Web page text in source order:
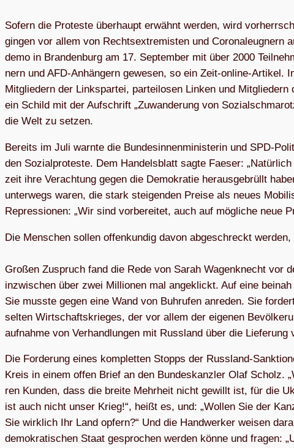
Sofern die Pro­teste über­haupt erwähnt wer­den, wird
gin­gen vor allem von Rechts­extre­mis­ten und
demo in Bran­den­burg am 17. Sep­tem­ber mit über 2000
nern und AFD-Anhän­gern gewe­sen, so ein Zeit-online-
Mit­glie­dern der Links­par­tei, par­tei­lo­sen Lin­ken und
ein Schild mit der Auf­schrift „Zuwan­de­rung von
die Welt zu setzen.
Bereits im Juli warnte die Bun­des­in­nen­mi­nis­te­rin und SPD-
den Sozi­al­pro­teste. Dem Han­dels­blatt sagte Fae­ser:
zeit ihre Ver­ach­tung gegen die Demo­kra­tie her­aus­ge­brüllt
unter­wegs waren, die stark stei­gen­den Preise als neues
Repres­sio­nen: „Wir sind vor­be­rei­tet, auch auf mög­li­che neue
Die Men­schen sol­len offen­kun­dig davon abge­schreckt
Gro­ßen Zuspruch fand die Rede von Sarah Wagen­knecht vor
inzwi­schen über zwei Mil­lio­nen mal ange­klickt. Auf eine
Sie musste gegen eine Wand von Buh­ru­fen anre­den. Sie
sel­ten Wirt­schafts­krie­ges, der vor allem der eige­nen
auf­nahme von Ver­hand­lun­gen mit Russ­land über die
Die For­de­rung eines kom­plet­ten Stopps der Russ­land-
Kreis in einem offen Brief an den Bun­des­kanz­ler Olaf
ren Kun­den, dass die breite Mehr­heit nicht gewillt ist, für die
ist auch nicht unser Krieg!“, heißt es, und: „Wol­len Sie der
Sie wirk­lich Ihr Land opfern?“ Und die Hand­wer­ker wei­sen
demo­kra­ti­schen Staat gespro­chen wer­den könne und fra­gen: